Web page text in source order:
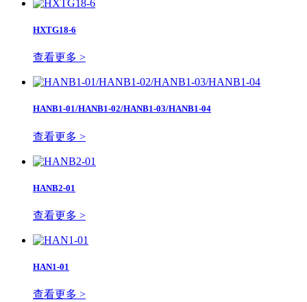
HXTG18-6
查看更多 >
HANB1-01/HANB1-02/HANB1-03/HANB1-04
查看更多 >
HANB2-01
查看更多 >
HAN1-01
查看更多 >